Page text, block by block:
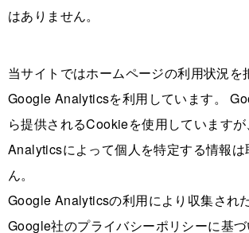
はありません。
当サイトではホームページの利用状況を
Google Analyticsを利用しています。
ら提供されるCookieを使用しています
Analyticsによって個人を特定する情報
ん。
Google Analyticsの利用により収集され
Google社のプライバシーポリシーに基